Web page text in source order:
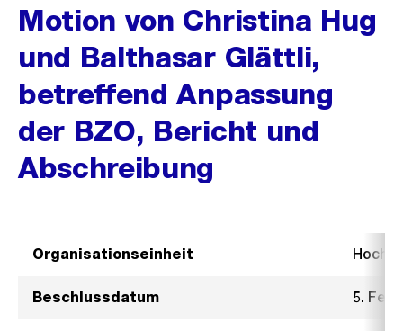
Motion von Christina Hug
und Balthasar Glättli,
betreffend Anpassung
der BZO, Bericht und
Abschreibung
Organisationseinheit
Beschlussdatum 5.